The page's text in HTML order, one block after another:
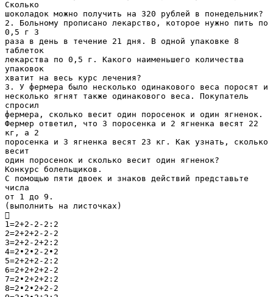
Сколько
шоколадок можно получить на 320 рублей в понедельник?
2. Больному прописано лекарство, которое нужно пить по
0,5 г 3
раза в день в течение 21 дня. В одной упаковке 8
таблеток
лекарства по 0,5 г. Какого наименьшего количества
упаковок
хватит на весь курс лечения?
3. У фермера было несколько одинакового веса поросят и
несколько ягнят также одинакового веса. Покупатель
спросил
фермера, сколько весит один поросенок и один ягненок.
Фермер ответил, что 3 поросенка и 2 ягненка весят 22
кг, а 2
поросенка и 3 ягненка весят 23 кг. Как узнать, сколько
весит
один поросенок и сколько весит один ягненок?
Конкурс болельщиков.
С помощью пяти двоек и знаков действий представьте
числа
от 1 до 9.
(выполнить на листочках)

1=2+2-2-2:2
2=2+2+2-2-2
3=2+2-2+2:2
4=2∙2∙2-2∙2
5=2+2+2-2:2
6=2+2+2+2-2
7=2∙2+2+2:2
8=2∙2∙2+2-2